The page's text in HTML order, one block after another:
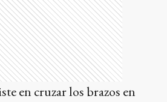
en cruzar los brazos en